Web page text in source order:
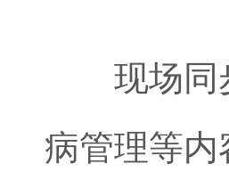
现场同步
病管理等